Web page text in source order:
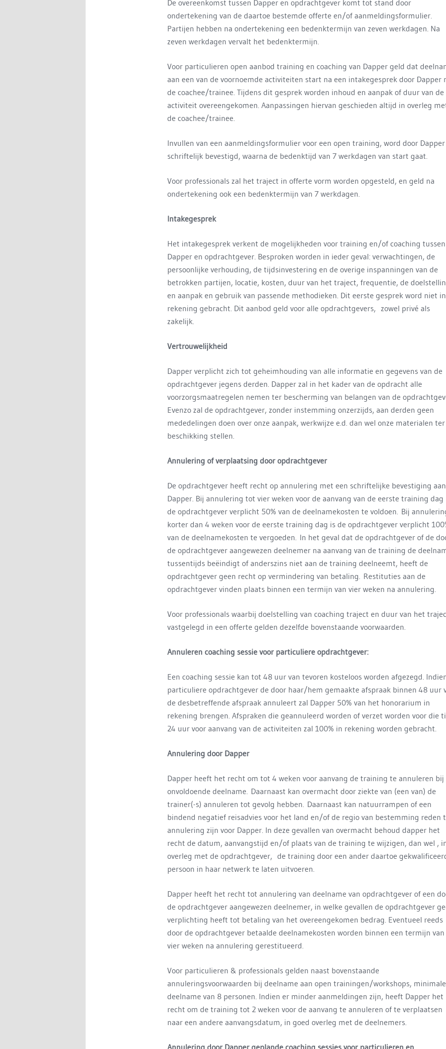
De overeenkomst tussen Dapper en opdrachtgever komt tot stand door
ondertekening van de daartoe bestemde offerte en/of aanmeldingsformulier.
Partijen hebben na ondertekening een bedenktermijn van zeven werkdagen. Na
zeven werkdagen vervalt het bedenktermijn.
Voor particulieren open aanbod training en coaching van Dapper geld dat
aan een van de voornoemde activiteiten start na een intakegesprek door Dapper
de coachee/trainee. Tijdens dit gesprek worden inhoud en aanpak of duur van de
activiteit overeengekomen. Aanpassingen hiervan geschieden altijd in overleg
de coachee/trainee.
Invullen van een aanmeldingsformulier voor een open training, word door Dapper
schriftelijk bevestigd, waarna de bedenktijd van 7 werkdagen van start gaat.
Voor professionals zal het traject in offerte vorm worden opgesteld, en geld na
ondertekening ook een bedenktermijn van 7 werkdagen.
Intakegesprek
Het intakegesprek verkent de mogelijkheden voor training en/of coaching tussen
Dapper en opdrachtgever. Besproken worden in ieder geval: verwachtingen, de
persoonlijke verhouding, de tijdsinvestering en de overige inspanningen van de
betrokken partijen, locatie, kosten, duur van het traject, frequentie, de
en aanpak en gebruik van passende methodieken. Dit eerste gesprek word niet in
rekening gebracht. Dit aanbod geld voor alle opdrachtgevers, zowel privé als
zakelijk.
Vertrouwelijkheid
Dapper verplicht zich tot geheimhouding van alle informatie en gegevens van de
opdrachtgever jegens derden. Dapper zal in het kader van de opdracht alle
voorzorgsmaatregelen nemen ter bescherming van belangen van de
Evenzo zal de opdrachtgever, zonder instemming onzerzijds, aan derden geen
mededelingen doen over onze aanpak, werkwijze e.d. dan wel onze materialen ter
beschikking stellen.
Annulering of verplaatsing door opdrachtgever
De opdrachtgever heeft recht op annulering met een schriftelijke bevestiging aan
Dapper. Bij annulering tot vier weken voor de aanvang van de eerste training dag
de opdrachtgever verplicht 50% van de deelnamekosten te voldoen. Bij
korter dan 4 weken voor de eerste training dag is de opdrachtgever verplicht
van de deelnamekosten te vergoeden. In het geval dat de opdrachtgever of de
de opdrachtgever aangewezen deelnemer na aanvang van de training de
tussentijds beëindigt of anderszins niet aan de training deelneemt, heeft de
opdrachtgever geen recht op vermindering van betaling. Restituties aan de
opdrachtgever vinden plaats binnen een termijn van vier weken na annulering.
Voor professionals waarbij doelstelling van coaching traject en duur van het
vastgelegd in een offerte gelden dezelfde bovenstaande voorwaarden.
Annuleren coaching sessie voor particuliere opdrachtgever:
Een coaching sessie kan tot 48 uur van tevoren kosteloos worden afgezegd.
particuliere opdrachtgever de door haar/hem gemaakte afspraak binnen 48 uur
de desbetreffende afspraak annuleert zal Dapper 50% van het honorarium in
rekening brengen. Afspraken die geannuleerd worden of verzet worden voor die
24 uur voor aanvang van de activiteiten zal 100% in rekening worden gebracht.
Annulering door Dapper
Dapper heeft het recht om tot 4 weken voor aanvang de training te annuleren bij
onvoldoende deelname. Daarnaast kan overmacht door ziekte van (een van) de
trainer(-s) annuleren tot gevolg hebben. Daarnaast kan natuurrampen of een
bindend negatief reisadvies voor het land en/of de regio van bestemming reden
annulering zijn voor Dapper. In deze gevallen van overmacht behoud dapper het
recht de datum, aanvangstijd en/of plaats van de training te wijzigen, dan wel ,
overleg met de opdrachtgever, de training door een ander daartoe
persoon in haar netwerk te laten uitvoeren.
Dapper heeft het recht tot annulering van deelname van opdrachtgever of een
de opdrachtgever aangewezen deelnemer, in welke gevallen de opdrachtgever
verplichting heeft tot betaling van het overeengekomen bedrag. Eventueel reeds
door de opdrachtgever betaalde deelnamekosten worden binnen een termijn van
vier weken na annulering gerestitueerd.
Voor particulieren & professionals gelden naast bovenstaande
annuleringsvoorwaarden bij deelname aan open trainingen/workshops, minimale
deelname van 8 personen. Indien er minder aanmeldingen zijn, heeft Dapper het
recht om de training tot 2 weken voor de aanvang te annuleren of te verplaatsen
naar een andere aanvangsdatum, in goed overleg met de deelnemers.
Annulering door Dapper geplande coaching sessies voor particulieren en